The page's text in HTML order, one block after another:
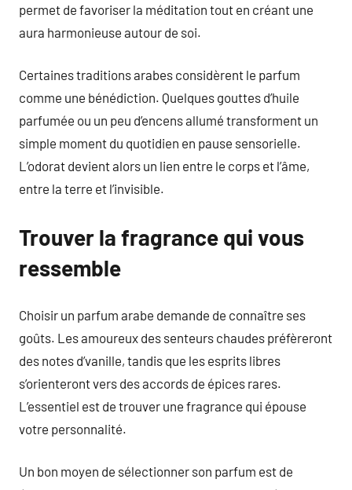
permet de favoriser la méditation tout en créant une
aura harmonieuse autour de soi.
Certaines traditions arabes considèrent le parfum
comme une bénédiction. Quelques gouttes d’huile
parfumée ou un peu d’encens allumé transforment un
simple moment du quotidien en pause sensorielle.
L’odorat devient alors un lien entre le corps et l’âme,
entre la terre et l’invisible.
Trouver la fragrance qui vous
ressemble
Choisir un parfum arabe demande de connaître ses
goûts. Les amoureux des senteurs chaudes préfèreront
des notes d’vanille, tandis que les esprits libres
s’orienteront vers des accords de épices rares.
L’essentiel est de trouver une fragrance qui épouse
votre personnalité.
Un bon moyen de sélectionner son parfum est de